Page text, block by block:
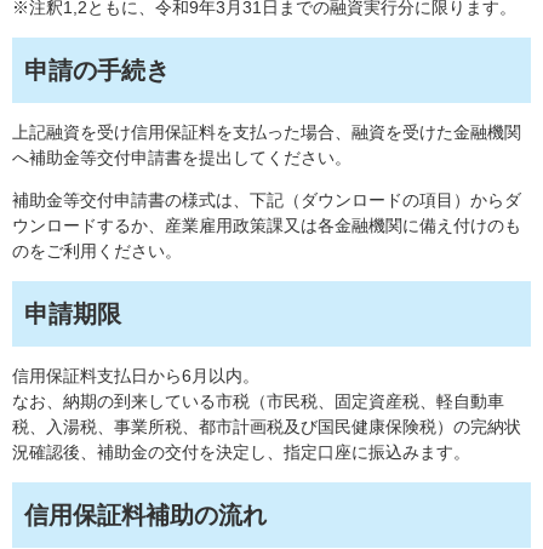
※注釈1,2ともに、令和9年3月31日までの融資実行分に限ります。
申請の手続き
上記融資を受け信用保証料を支払った場合、融資を受けた金融機関
へ補助金等交付申請書を提出してください。
補助金等交付申請書の様式は、下記（ダウンロードの項目）からダ
ウンロードするか、産業雇用政策課又は各金融機関に備え付けのも
のをご利用ください。
申請期限
信用保証料支払日から6月以内。
なお、納期の到来している市税（市民税、固定資産税、軽自動車
税、入湯税、事業所税、都市計画税及び国民健康保険税）の完納状
況確認後、補助金の交付を決定し、指定口座に振込みます。
信用保証料補助の流れ